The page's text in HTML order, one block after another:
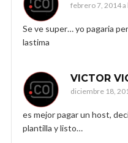
febrero 7, 2014 a
Se ve super… yo pagaria
lastima
VICTOR
diciembre 18,
es mejor pagar un host,
plantilla y listo…